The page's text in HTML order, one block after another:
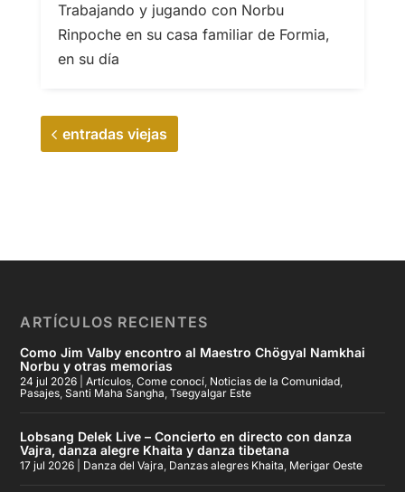
Trabajando y jugando con Norbu
Rinpoche en su casa familiar de Formia,
en su día
entradas viejas
ARTÍCULOS RECIENTES
Como Jim Valby encontro al Maestro Chögyal Namkhai
Norbu y otras memorias
24 jul 2026 |Artículos,Come conocí, Noticias de la Comunidad,
Pasajes,Santi Maha Sangha,Tsegyalgar Este
Lobsang Delek Live – Concierto en directo con danza
Vajra, danza alegre Khaita y danza tibetana
17 jul 2026 Danza del Vajra, Danzas alegres Khaita, Merigar Oeste